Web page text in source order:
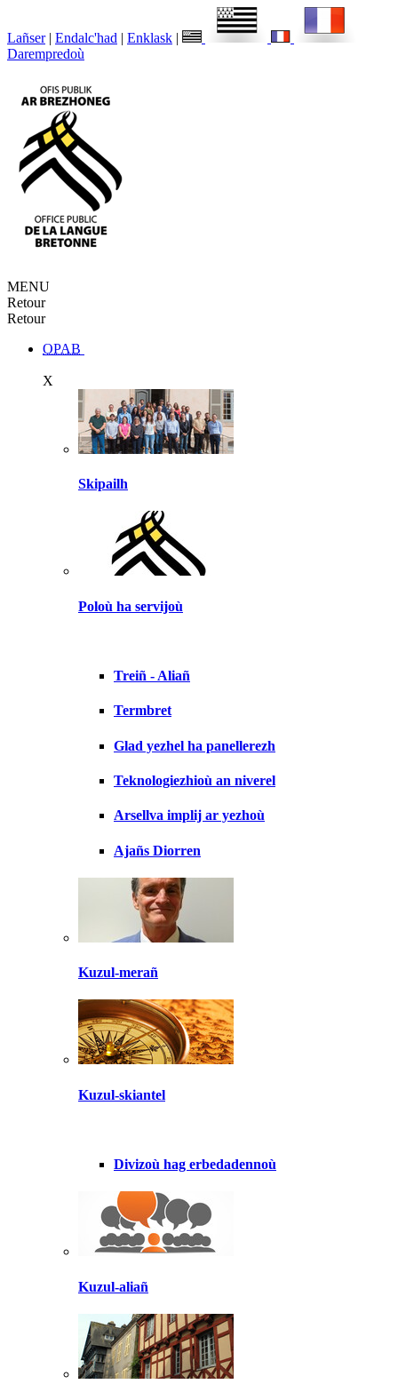
Lañser | Endalc'had | Enklask |
Darempredoù
MENU
Retour
Retour
OPAB
X
Skipailh
Poloù ha servijoù
Treiñ - Aliañ
Termbret
Glad yezhel ha panellerezh
Teknologiezhioù an niverel
Arsellva implij ar yezhoù
Ajañs Diorren
Kuzul-merañ
Kuzul-skiantel
Divizoù hag erbedadennoù
Kuzul-aliañ